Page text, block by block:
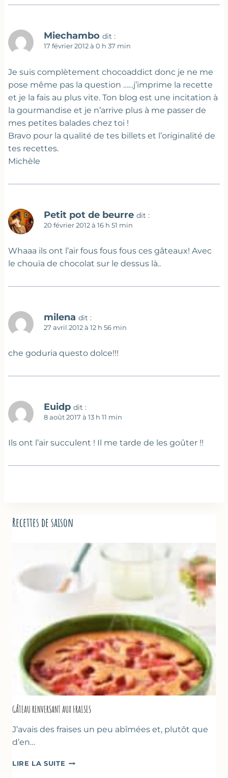
Miechambo dit :
17 février 2012 à 0 h 37 min
Je suis complètement chocoaddict donc je ne me
pose même pas la question ……j’imprime la recette
et je la fais au plus vite. Ton blog est une incitation à
la gourmandise et je n’arrive plus à me passer de
mes petites balades chez toi !
Bravo pour la qualité de tes billets et l’originalité de
tes recettes.
Michèle
Petit pot de beurre dit :
20 février 2012 à 16 h 51 min
Whaaa ils ont l’air fous fous fous ces gâteaux! Avec
le chouïa de chocolat sur le dessus là..
milena dit :
27 avril 2012 à 12 h 56 min
che goduria questo dolce!!!
Euidp dit :
8 août 2017 à 13 h 11 min
Ils ont l’air succulent ! Il me tarde de les goûter !!
Recettes de saison
GÂTEAU RENVERSANT AUX FRAISES
J’avais des fraises un peu abîmées et, plutôt que
d’en…
LIRE LA SUITE GÂTEAU